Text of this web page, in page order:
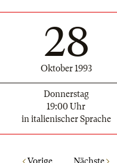
28
Oktober 1993
Donnerstag
19:00 Uhr
in italienischer Sprache